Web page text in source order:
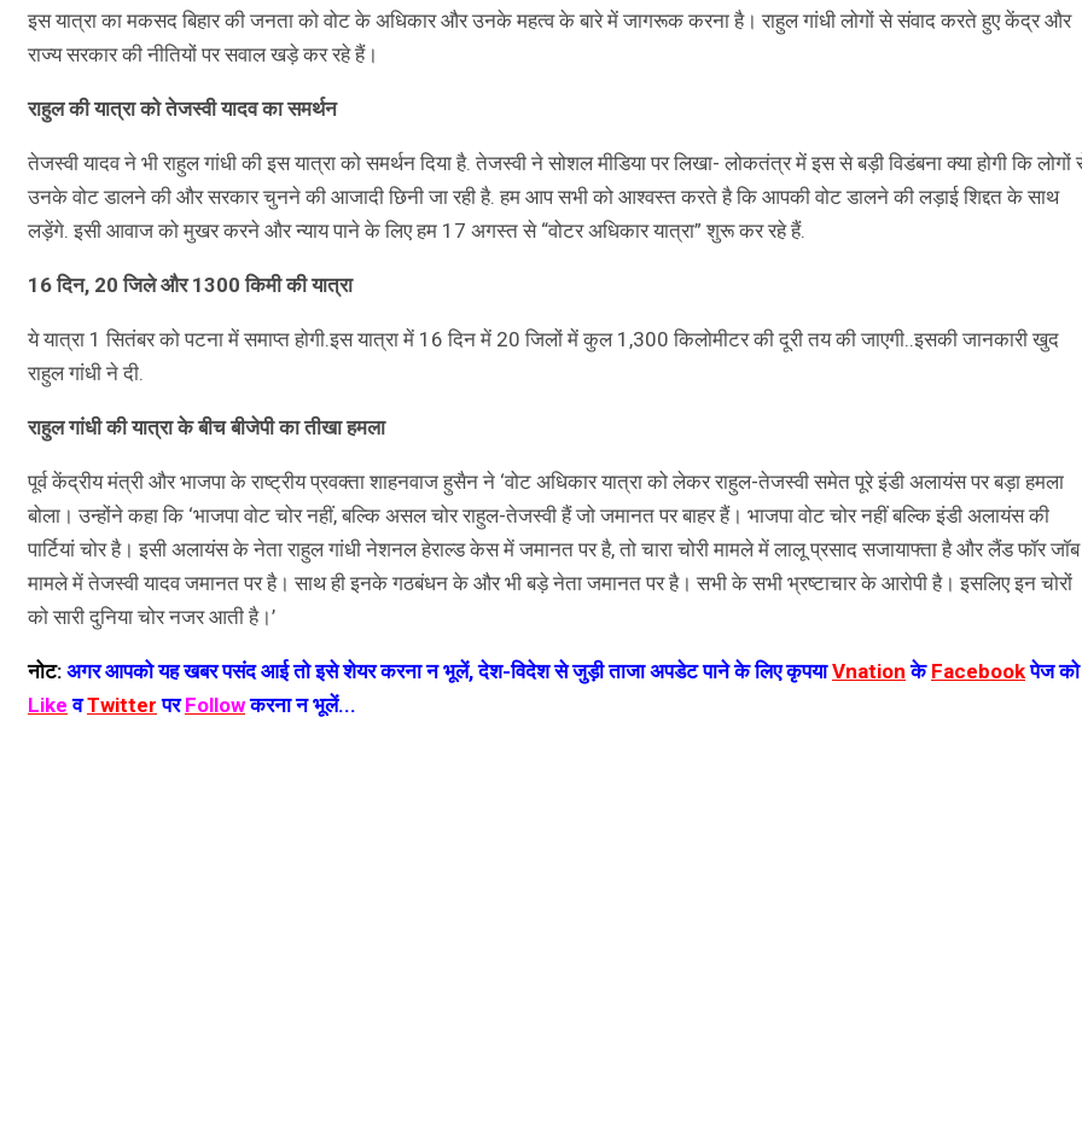
इस यात्रा का मकसद बिहार की जनता को वोट के अधिकार और उनके महत्व के बारे में जागरूक करना है। राहुल गांधी लोगों से संवाद करते हुए केंद्र और
राज्य सरकार की नीतियों पर सवाल खड़े कर रहे हैं।
राहुल की यात्रा को तेजस्वी यादव का समर्थन
तेजस्वी यादव ने भी राहुल गांधी की इस यात्रा को समर्थन दिया है. तेजस्वी ने सोशल मीडिया पर लिखा- लोकतंत्र में इस से बड़ी विडंबना क्या होगी कि लोगों
उनके वोट डालने की और सरकार चुनने की आजादी छिनी जा रही है. हम आप सभी को आश्वस्त करते है कि आपकी वोट डालने की लड़ाई शिद्दत के साथ
लड़ेंगे. इसी आवाज को मुखर करने और न्याय पाने के लिए हम 17 अगस्त से “वोटर अधिकार यात्रा” शुरू कर रहे हैं.
16 दिन, 20 जिले और 1300 किमी की यात्रा
ये यात्रा 1 सितंबर को पटना में समाप्त होगी.इस यात्रा में 16 दिन में 20 जिलों में कुल 1,300 किलोमीटर की दूरी तय की जाएगी..इसकी जानकारी खुद
राहुल गांधी ने दी.
राहुल गांधी की यात्रा के बीच बीजेपी का तीखा हमला
पूर्व केंद्रीय मंत्री और भाजपा के राष्ट्रीय प्रवक्ता शाहनवाज हुसैन ने ‘वोट अधिकार यात्रा को लेकर राहुल-तेजस्वी समेत पूरे इंडी अलायंस पर बड़ा हमला
बोला। उन्होंने कहा कि ‘भाजपा वोट चोर नहीं, बल्कि असल चोर राहुल-तेजस्वी हैं जो जमानत पर बाहर हैं। भाजपा वोट चोर नहीं बल्कि इंडी अलायंस की
पार्टियां चोर है। इसी अलायंस के नेता राहुल गांधी नेशनल हेराल्ड केस में जमानत पर है, तो चारा चोरी मामले में लालू प्रसाद सजायाफ्ता है और लैंड फॉर जॉब
मामले में तेजस्वी यादव जमानत पर है। साथ ही इनके गठबंधन के और भी बड़े नेता जमानत पर है। सभी के सभी भ्रष्टाचार के आरोपी है। इसलिए इन चोरों
को सारी दुनिया चोर नजर आती है।’
नोट: अगर आपको यह खबर पसंद आई तो इसे शेयर करना न भूलें, देश-विदेश से जुड़ी ताजा अपडेट पाने के लिए कृपयाVnation के Facebookपेज को
Like वTwitter परFollowकरना न भूलें...